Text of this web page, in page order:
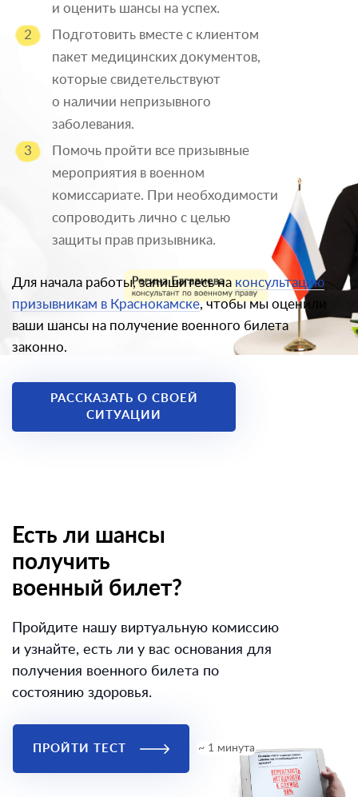
и оценить шансы на успех.
Подготовить вместе с клиентом
пакет медицинских документов,
которые свидетельствуют
о наличии непризывного
заболевания.
Помочь пройти все призывные
мероприятия в военном
комиссариате. При необходимости
сопроводить лично с целью
защиты прав призывника.
Для начала работы, запишитесь на консультацию
призывникам в Краснокамске, чтобы мы оценили
ваши шансы на получение военного билета
законно.
РАССКАЗАТЬ О СВОЕЙ
СИТУАЦИИ
Есть ли шансы
получить
военный билет?
Пройдите нашу виртуальную комиссию
и узнайте, есть ли у вас основания для
получения военного билета по
состоянию здоровья.
ПРОЙТИ ТЕСТ ~ 1 минута